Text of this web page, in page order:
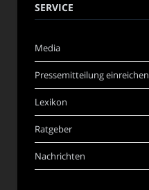
SERVICE
Media
Pressemitteilung einreichen
Lexikon
Ratgeber
Nachrichten